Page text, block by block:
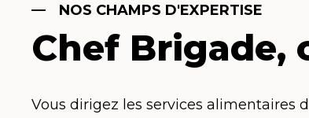
NOS CHAMPS D'EXPERTISE
Chef Brigade,
Vous dirigez les services alimentaires